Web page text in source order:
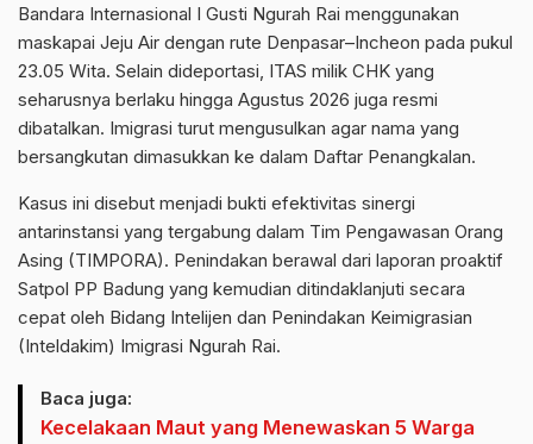
Bandara Internasional I Gusti Ngurah Rai menggunakan
maskapai Jeju Air dengan rute Denpasar–Incheon pada pukul
23.05 Wita. Selain dideportasi, ITAS milik CHK yang
seharusnya berlaku hingga Agustus 2026 juga resmi
dibatalkan. Imigrasi turut mengusulkan agar nama yang
bersangkutan dimasukkan ke dalam Daftar Penangkalan.
Kasus ini disebut menjadi bukti efektivitas sinergi
antarinstansi yang tergabung dalam Tim Pengawasan Orang
Asing (TIMPORA). Penindakan berawal dari laporan proaktif
Satpol PP Badung yang kemudian ditindaklanjuti secara
cepat oleh Bidang Intelijen dan Penindakan Keimigrasian
(Inteldakim) Imigrasi Ngurah Rai.
Baca juga:
Kecelakaan Maut yang Menewaskan 5 Warga